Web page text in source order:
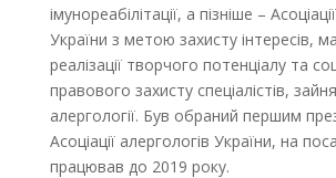
імунореабілітації, а пізніше –
України з метою захисту інтересів,
реалізації творчого потенціалу та
правового захисту спеціалістів,
алергології. Був обраний першим
Асоціації алергологів України, на
працював до 2019 року.